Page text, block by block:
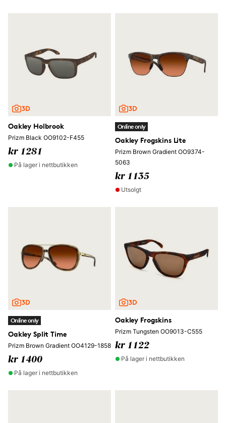
Oakley Holbrook
Prizm Black OO9102-F455
kr 1281
På lager i nettbutikken
Online only
Oakley Frogskins Lite
Prizm Brown Gradient OO9374-
5063
kr 1135
Utsolgt
Online only
Oakley Split Time
Prizm Brown Gradient OO4129-1858
kr 1400
På lager i nettbutikken
Oakley Frogskins
Prizm Tungsten OO9013-C555
kr 1122
På lager i nettbutikken